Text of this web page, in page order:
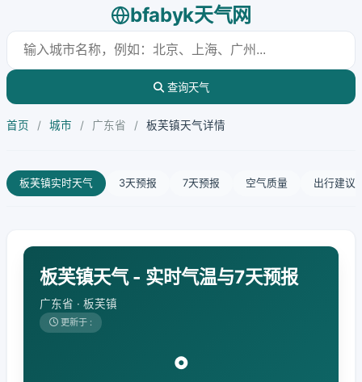
bfabyk天气网
查询天气
首页 / 城市 / 广东省 / 板芙镇天气详情
板芙镇实时天气 3天预报 7天预报 空气质量 出行建议
板芙镇天气 - 实时气温与7天预报
广东省 · 板芙镇
更新于 :
°